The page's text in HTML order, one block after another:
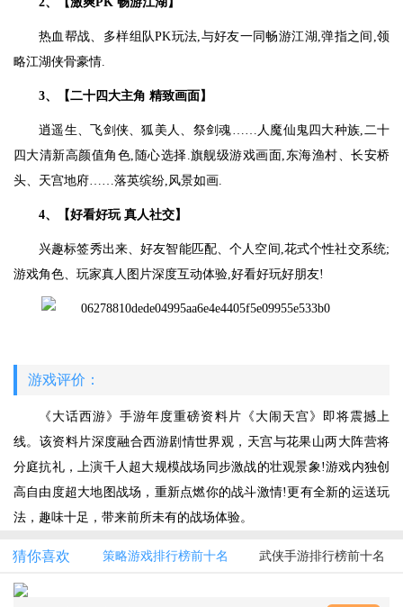
热血帮战、多样组队PK玩法,与好友一同畅游江湖,弹指之间,领
略江湖侠骨豪情.
3、【二十四大主角 精致画面】
逍遥生、飞剑侠、狐美人、祭剑魂……人魔仙鬼四大种族,二十
四大清新高颜值角色,随心选择.旗舰级游戏画面,东海渔村、长安桥
头、天宫地府……落英缤纷,风景如画.
4、【好看好玩 真人社交】
兴趣标签秀出来、好友智能匹配、个人空间,花式个性社交系统;
游戏角色、玩家真人图片深度互动体验,好看好玩好朋友!
游戏评价：
《大话西游》手游年度重磅资料片《大闹天宫》即将震撼上
线。该资料片深度融合西游剧情世界观，天宫与花果山两大阵营将
分庭抗礼，上演千人超大规模战场同步激战的壮观景象!游戏内独创
高自由度超大地图战场，重新点燃你的战斗激情!更有全新的运送玩
法，趣味十足，带来前所未有的战场体验。
猜你喜欢 策略游戏排行榜前十名 武侠手游排行榜前十名